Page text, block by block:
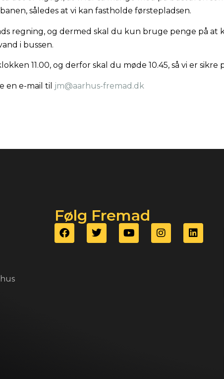
således at vi kan fastholde førstepladsen.
regning, og dermed skal du kun bruge penge på at
i bussen.
11.00, og derfor skal du møde 10.45, så vi er sikre
en e-mail til jm@aarhus-fremad.dk
Følg Fremad